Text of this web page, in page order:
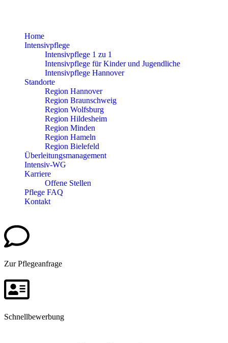
Home
Intensivpflege
Intensivpflege 1 zu 1
Intensivpflege für Kinder und Jugendliche
Intensivpflege Hannover
Standorte
Region Hannover
Region Braunschweig
Region Wolfsburg
Region Hildesheim
Region Minden
Region Hameln
Region Bielefeld
Überleitungsmanagement
Intensiv-WG
Karriere
Offene Stellen
Pflege FAQ
Kontakt
Zur Pflegeanfrage
Schnellbewerbung